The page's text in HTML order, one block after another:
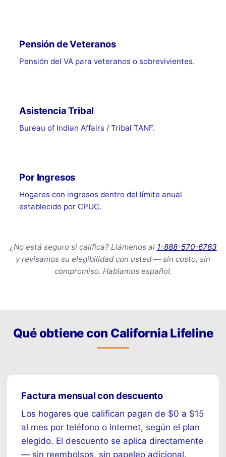
Pensión de Veteranos
Pensión del VA para veteranos o sobrevivientes.
Asistencia Tribal
Bureau of Indian Affairs / Tribal TANF.
Por Ingresos
Hogares con ingresos dentro del límite anual
establecido por CPUC.
¿No está seguro si califica? Llámenos al 1-888-570-6783
y revisamos su elegibilidad con usted — sin costo, sin
compromiso. Hablamos español.
Qué obtiene con California Lifeline
Factura mensual con descuento
Los hogares que califican pagan de $0 a $15
al mes por teléfono o internet, según el plan
elegido. El descuento se aplica directamente
— sin reembolsos, sin papeleo adicional.